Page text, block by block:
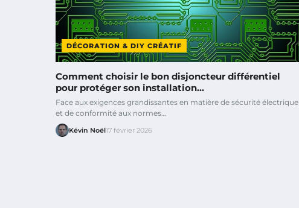
DÉCORATION & DIY CRÉATIF
Comment choisir le bon disjoncteur différentiel
pour protéger son installation…
Face aux exigences grandissantes en matière de sécurité électrique
et de conformité aux normes…
Kévin Noël17 février 2026